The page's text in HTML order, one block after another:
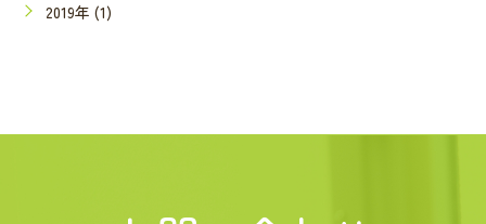
2019年 (1)